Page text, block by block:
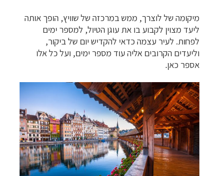
מיקומה של לוצרך, ממש במרכזה של שוויץ, הופך אותה
ליעד מצוין לקבוע בו את עוגן הטיול, למספר ימים
לפחות. לעיר עצמה כדאי להקדיש יום של ביקור,
וליעדים הקרובים אליה עוד מספר ימים, ועל כל אלו
אספר כאן.